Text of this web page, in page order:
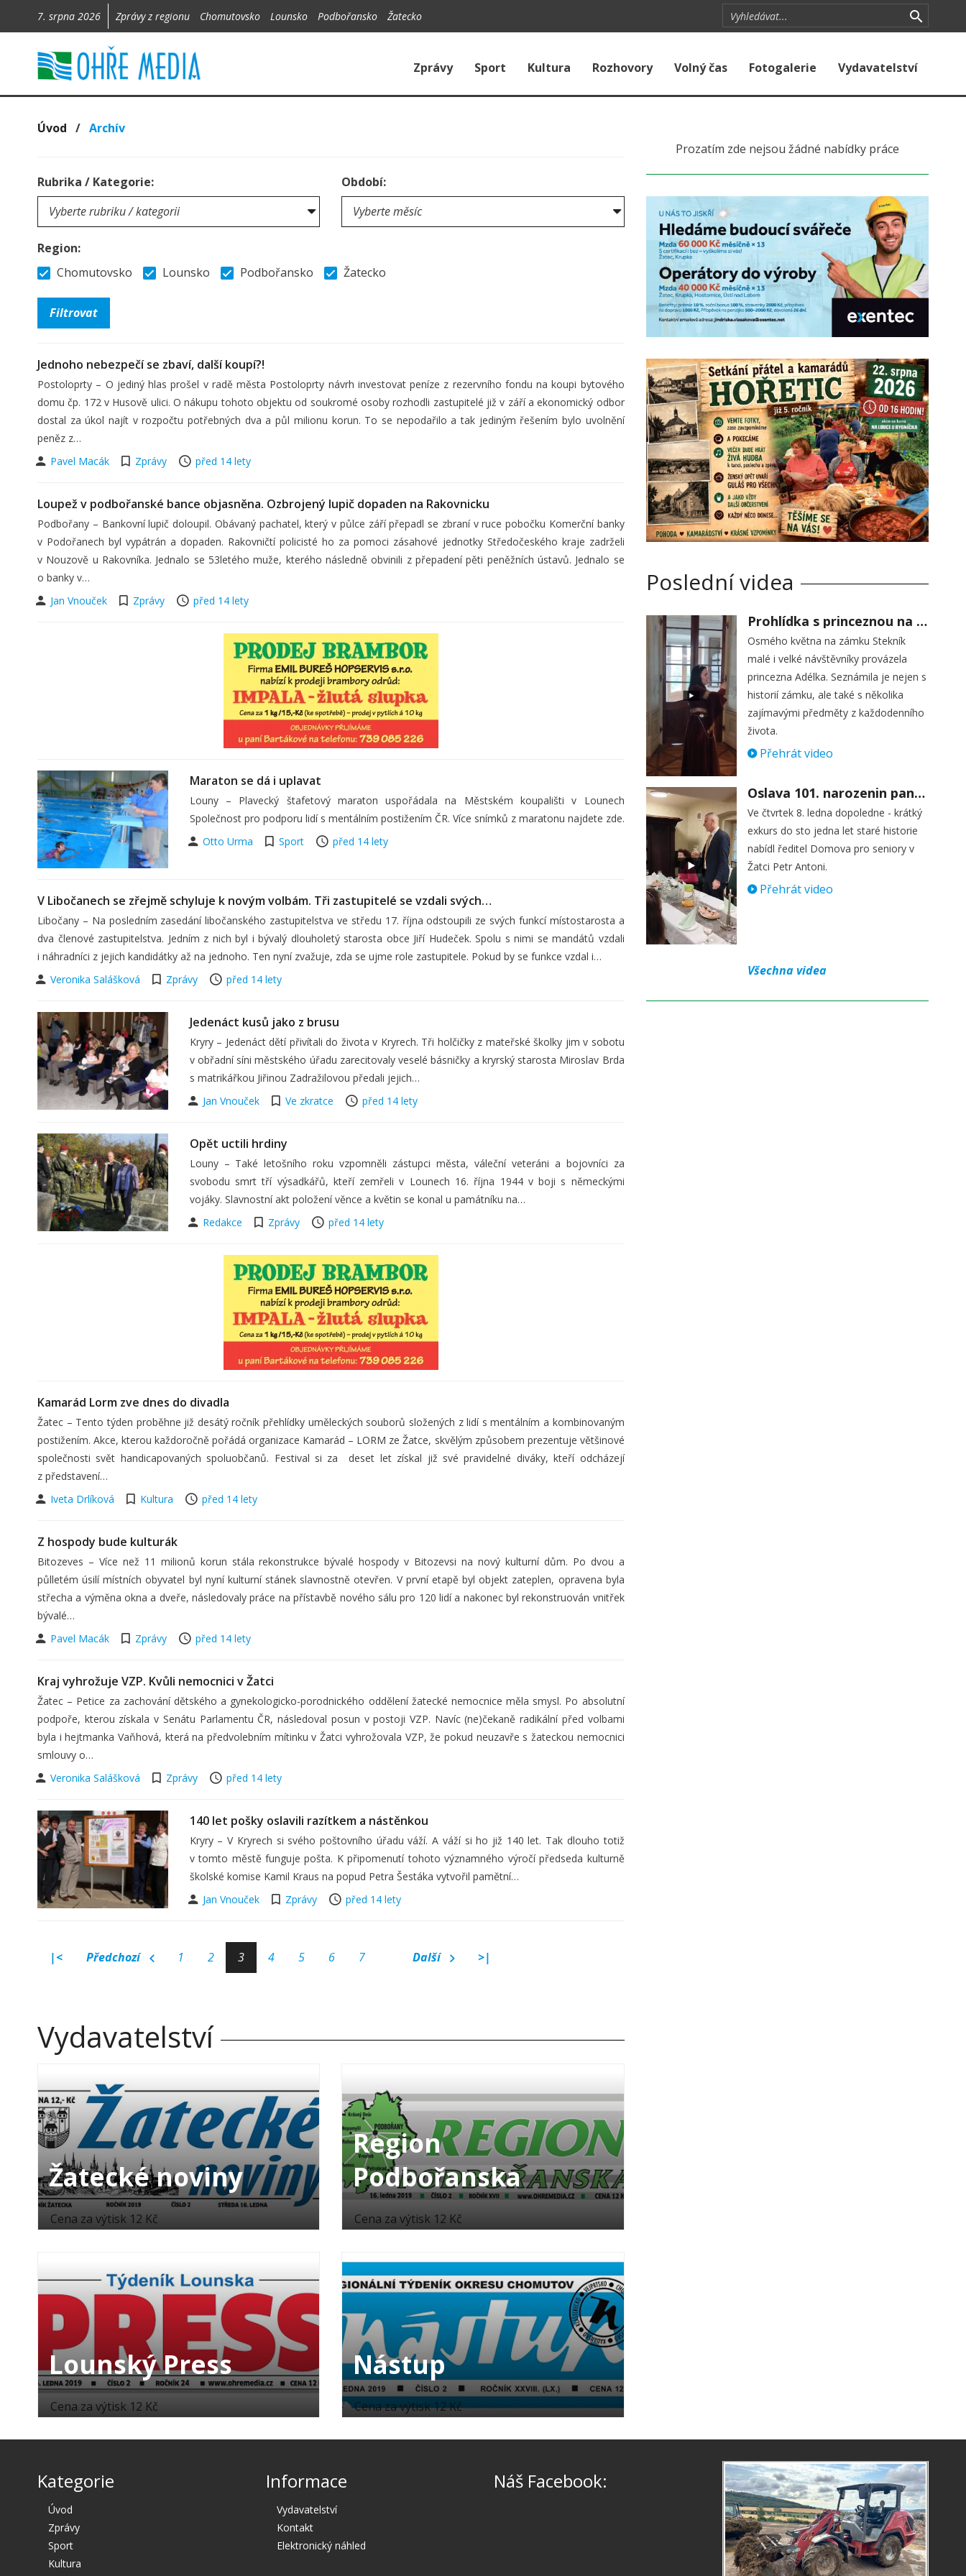
7. srpna 2026 Zprávy z regionu Chomutovsko Lounsko Podbořansko Žatecko
Zprávy Sport Kultura Rozhovory Volný čas Fotogalerie Vydavatelství
Úvod / Archív
Rubrika / Kategorie: Období:
Region:
Chomutovsko
Lounsko Podbořansko Žatecko
Jednoho nebezpečí se zbaví, další koupí?!
Postoloprty – O jediný hlas prošel v radě města Postoloprty návrh investovat peníze z rezervního fondu na koupi bytového
domu čp. 172 v Husově ulici. O nákupu tohoto objektu od soukromé osoby rozhodli zastupitelé již v září a ekonomický odbor
dostal za úkol najít v rozpočtu potřebných dva a půl milionu korun. To se nepodařilo a tak jediným řešením bylo uvolnění
peněz z…
Pavel Macák
Zprávy před 14 lety
Loupež v podbořanské bance objasněna. Ozbrojený lupič dopaden na Rakovnicku
Podbořany – Bankovní lupič doloupil. Obávaný pachatel, který v půlce září přepadl se zbraní v ruce pobočku Komerční banky
v Podořanech byl vypátrán a dopaden. Rakovničtí policisté ho za pomoci zásahové jednotky Středočeského kraje zadrželi
v Nouzově u Rakovníka. Jednalo se 53letého muže, kterého následně obvinili z přepadení pěti peněžních ústavů. Jednalo se
o banky v…
Jan Vnouček
Zprávy před 14 lety
Maraton se dá i uplavat
Louny – Plavecký štafetový maraton uspořádala na Městském koupališti v Lounech
Společnost pro podporu lidí s mentálním postižením ČR. Více snímků z maratonu najdete zde.
Otto Urma
Sport před 14 lety
V Libočanech se zřejmě schyluje k novým volbám. Tři zastupitelé se vzdali svých…
Libočany – Na posledním zasedání libočanského zastupitelstva ve středu 17. října odstoupili ze svých funkcí místostarosta a
dva členové zastupitelstva. Jedním z nich byl i bývalý dlouholetý starosta obce Jiří Hudeček. Spolu s nimi se mandátů vzdali
i náhradníci z jejich kandidátky až na jednoho. Ten nyní zvažuje, zda se ujme role zastupitele. Pokud by se funkce vzdal i…
Veronika Salášková
Zprávy před 14 lety
Jedenáct kusů jako z brusu
Kryry – Jedenáct dětí přivítali do života v Kryrech. Tři holčičky z mateřské školky jim v sobotu
v obřadní síni městského úřadu zarecitovaly veselé básničky a kryrský starosta Miroslav Brda
s matrikářkou Jiřinou Zadražilovou předali jejich…
Jan Vnouček
Ve zkratce před 14 lety
Opět uctili hrdiny
Louny – Také letošního roku vzpomněli zástupci města, váleční veteráni a bojovníci za
svobodu smrt tří výsadkářů, kteří zemřeli v Lounech 16. října 1944 v boji s německými
vojáky. Slavnostní akt položení věnce a květin se konal u památníku na…
Redakce
Zprávy před 14 lety
Kamarád Lorm zve dnes do divadla
Žatec – Tento týden proběhne již desátý ročník přehlídky uměleckých souborů složených z lidí s mentálním a kombinovaným
postižením. Akce, kterou každoročně pořádá organizace Kamarád – LORM ze Žatce, skvělým způsobem prezentuje většinové
společnosti svět handicapovaných spoluobčanů. Festival si za deset let získal již své pravidelné diváky, kteří odcházejí
z představení…
Iveta Drlíková
Kultura před 14 lety
Z hospody bude kulturák
Bitozeves – Více než 11 milionů korun stála rekonstrukce bývalé hospody v Bitozevsi na nový kulturní dům. Po dvou a
půlletém úsilí místních obyvatel byl nyní kulturní stánek slavnostně otevřen. V první etapě byl objekt zateplen, opravena byla
střecha a výměna okna a dveře, následovaly práce na přístavbě nového sálu pro 120 lidí a nakonec byl rekonstruován vnitřek
bývalé…
Pavel Macák
Zprávy před 14 lety
Kraj vyhrožuje VZP. Kvůli nemocnici v Žatci
Žatec – Petice za zachování dětského a gynekologicko-porodnického oddělení žatecké nemocnice měla smysl. Po absolutní
podpoře, kterou získala v Senátu Parlamentu ČR, následoval posun v postoji VZP. Navíc (ne)čekaně radikální před volbami
byla i hejtmanka Vaňhová, která na předvolebním mítinku v Žatci vyhrožovala VZP, že pokud neuzavře s žateckou nemocnici
smlouvy o…
Veronika Salášková
Zprávy před 14 lety
140 let pošky oslavili razítkem a nástěnkou
Kryry – V Kryrech si svého poštovního úřadu váží. A váží si ho již 140 let. Tak dlouho totiž
v tomto městě funguje pošta. K připomenutí tohoto významného výročí předseda kulturně
školské komise Kamil Kraus na popud Petra Šestáka vytvořil pamětní…
Jan Vnouček
Zprávy před 14 lety
|< Předchozí 1 2 3 4 5 6 7 Další >|
Vydavatelství
Žatecké noviny
Cena za výtisk 12 Kč
Lounský Press
Cena za výtisk 12 Kč
Region
Podbořanska
Cena za výtisk 12 Kč
Nástup
Cena za výtisk 12 Kč
Prozatím zde nejsou žádné nabídky práce
Poslední videa
Prohlídka s princeznou na zámku Stekník
Osmého května na zámku Stekník
malé i velké návštěvníky provázela
princezna Adélka. Seznámila je nejen s
historií zámku, ale také s několika
zajímavými předměty z každodenního
života.
Přehrát video
Oslava 101. narozenin paní Věry Skořepové
Ve čtvrtek 8. ledna dopoledne - krátký
exkurs do sto jedna let staré historie
nabídl ředitel Domova pro seniory v
Žatci Petr Antoni.
Přehrát video
Všechna videa
Kategorie
Úvod
Zprávy
Sport
Kultura
Informace
Vydavatelství
Kontakt
Elektronický náhled
Náš Facebook: